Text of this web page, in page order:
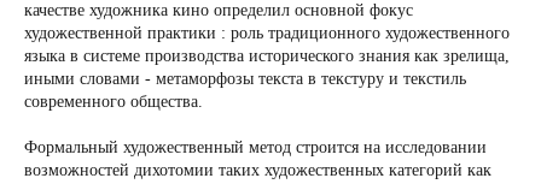
качестве художника кино определил основной фокус
художественной практики : роль традиционного художественного
языка в системе производства исторического знания как зрелища,
иными словами - метаморфозы текста в текстуру и текстиль
современного общества.
Формальный художественный метод строится на исследовании
возможностей дихотомии таких художественных категорий как